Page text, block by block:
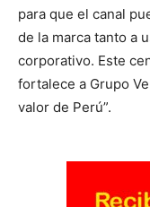
para que el canal
de la marca tanto a
corporativo. Este
fortalece a Grupo
valor de Perú”.